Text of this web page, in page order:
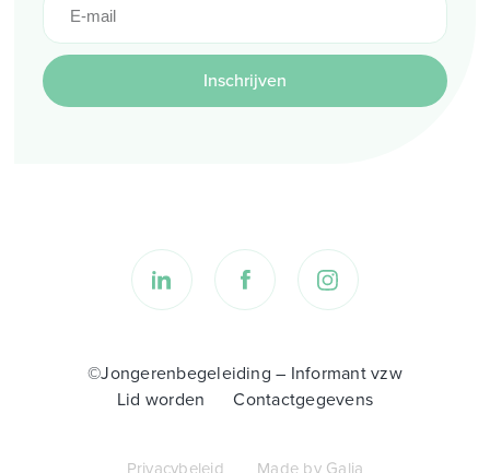
Inschrijven
©Jongerenbegeleiding – Informant vzw
Lid worden
Contactgegevens